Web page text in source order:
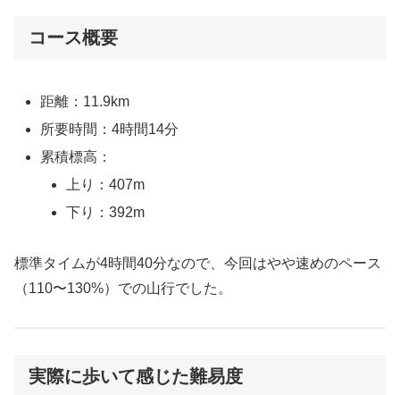
コース概要
距離：11.9km
所要時間：4時間14分
累積標高：
上り：407m
下り：392m
標準タイムが4時間40分なので、今回はやや速めのペース
（110〜130%）での山行でした。
実際に歩いて感じた難易度